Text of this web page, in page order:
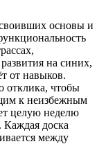
основы и
на синих,
от навыков.
отклика, чтобы
к неизбежным
целую неделю
Каждая доска
между